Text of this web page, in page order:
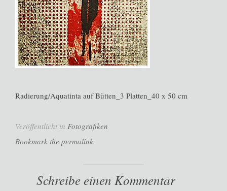
Radierung/Aquatinta auf Bütten_3 Platten_40 x 50 cm
Veröffentlicht in Fotografiken
Bookmark the permalink.
Schreibe einen Kommentar